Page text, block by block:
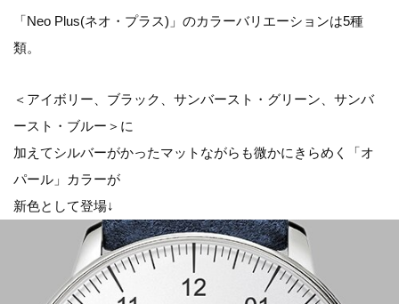
「Neo Plus(ネオ・プラス)」のカラーバリエーションは5種
類。
＜アイボリー、ブラック、サンバースト・グリーン、サンバ
ースト・ブルー＞に
加えてシルバーがかったマットながらも微かにきらめく「オ
パール」カラーが
新色として登場↓